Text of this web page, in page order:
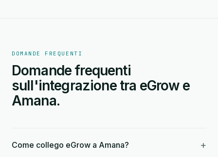
DOMANDE FREQUENTI
Domande frequenti
sull'integrazione tra eGrow e
Amana.
Come collego eGrow a Amana? +